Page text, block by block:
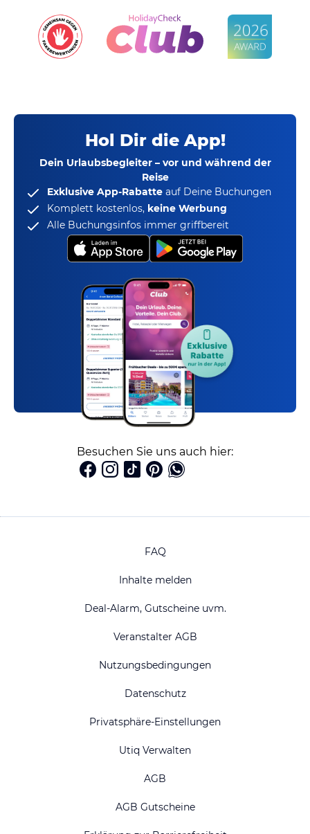
Hol Dir die App!
Dein Urlaubsbegleiter – vor und während der
Reise
Exklusive App-Rabatte auf Deine Buchungen
Komplett kostenlos, keine Werbung
Alle Buchungsinfos immer griffbereit
Besuchen Sie uns auch hier:
FAQ
Inhalte melden
Deal-Alarm, Gutscheine uvm.
Veranstalter AGB
Nutzungsbedingungen
Datenschutz
Privatsphäre-Einstellungen
Utiq Verwalten
AGB
AGB Gutscheine